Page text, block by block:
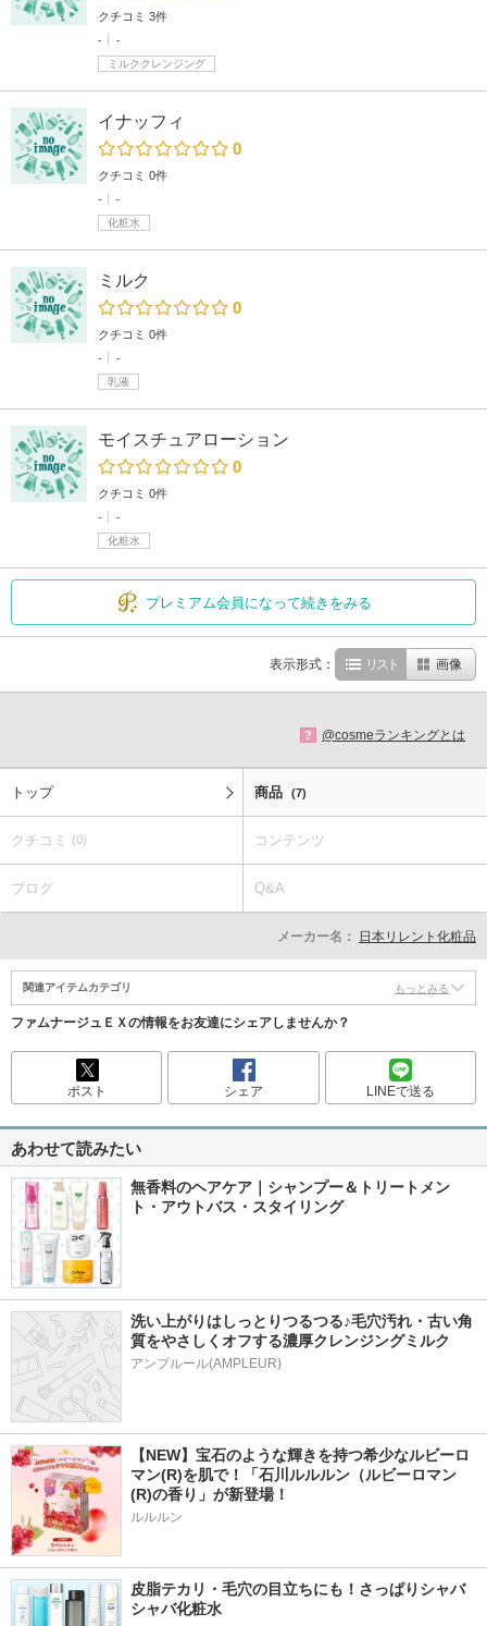
クチコミ 3件
-
-
ミルククレンジング
イナッフィ
0
クチコミ 0件
-
-
化粧水
ミルク
0
クチコミ 0件
-
-
乳液
モイスチュアローション
0
クチコミ 0件
-
-
化粧水
プレミアム会員になって続きをみる
表示形式： リスト 画像
? @cosmeランキングとは
トップ 商品 (7)
クチコミ (0) コンテンツ
ブログ Q&A
メーカー名： 日本リレント化粧品
関連アイテムカテゴリ もっとみる
ファムナージュＥＸの情報をお友達にシェアしませんか？
ポスト シェア LINEで送る
あわせて読みたい
無香料のヘアケア｜シャンプー＆トリートメン
ト・アウトバス・スタイリング
洗い上がりはしっとりつるつる♪毛穴汚れ・古い角
質をやさしくオフする濃厚クレンジングミルク
アンプルール(AMPLEUR)
【NEW】宝石のような輝きを持つ希少なルビーロ
マン(R)を肌で！「石川ルルルン（ルビーロマン
(R)の香り」が新登場！
ルルルン
皮脂テカリ・毛穴の目立ちにも！さっぱりシャバ
シャバ化粧水